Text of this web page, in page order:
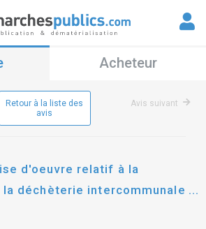
Acheteur
Retour à la liste des
avis
Avis suivant
d'oeuvre relatif à la
déchèterie intercommunale